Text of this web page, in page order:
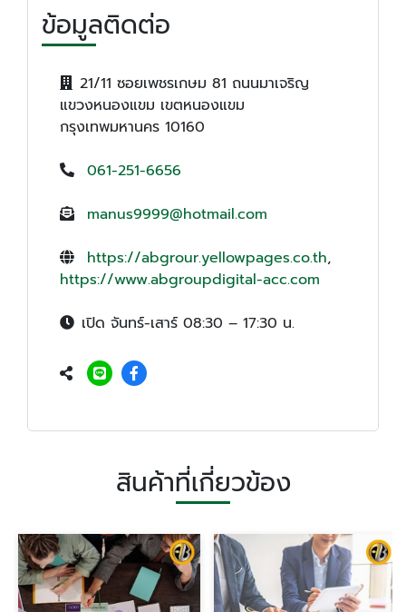
ข้อมูลติดต่อ
21/11 ซอยเพชรเกษม 81 ถนนมาเจริญ
แขวงหนองแขม เขตหนองแขม
กรุงเทพมหานคร 10160
061-251-6656
manus9999@hotmail.com
https://abgrour.yellowpages.co.th,
https://www.abgroupdigital-acc.com
เปิด จันทร์-เสาร์ 08:30 – 17:30 น.
สินค้าที่เกี่ยวข้อง